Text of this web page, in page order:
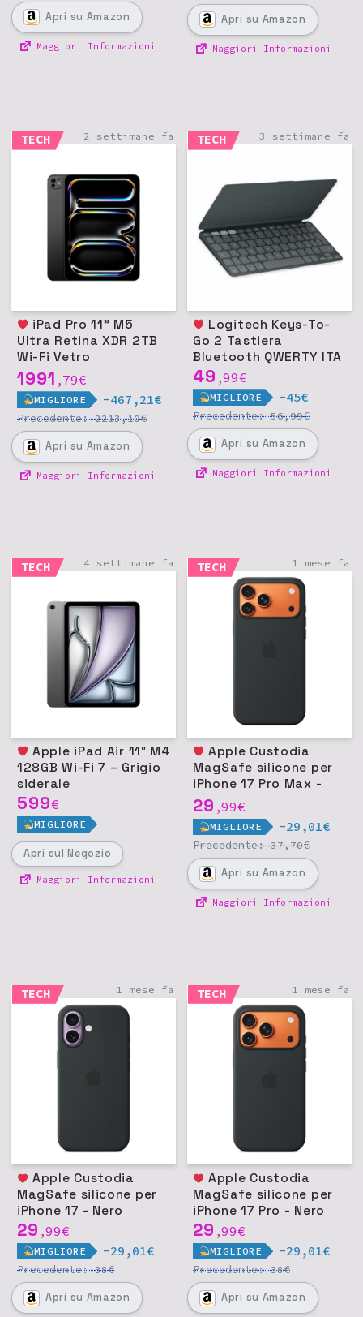
Apri su Amazon
Maggiori Informazioni
Apri su Amazon
Maggiori Informazioni
TECH 2 settimane fa
Ultra Retina XDR 2TB
Wi-Fi Vetro
nanotexture - Nero
siderale
1991 ,79€
MIGLIORE -467,21€
Precedente:2213,10€
Apri su Amazon
Maggiori Informazioni
TECH 3 settimane fa
Go 2 Tastiera
Bluetooth QWERTY ITA
49 ,99€
MIGLIORE -45€
Precedente:56,99€
Apri su Amazon
Maggiori Informazioni
TECH 4 settimane fa
Apple iPad Air 11″ M4
128GB Wi-Fi 7 – Grigio
siderale
599€
MIGLIORE
Apri sul Negozio
Maggiori Informazioni
TECH 1 mese fa
Apple Custodia
MagSafe silicone per
iPhone 17 Pro Max -
Nero
29 ,99€
MIGLIORE -29,01€
Precedente:37,70€
Apri su Amazon
Maggiori Informazioni
TECH 1 mese fa
Apple Custodia
MagSafe silicone per
iPhone 17 - Nero
29 ,99€
MIGLIORE -29,01€
Precedente:38€
Apri su Amazon
TECH 1 mese fa
Apple Custodia
MagSafe silicone per
iPhone 17 Pro - Nero
29 ,99€
MIGLIORE -29,01€
Precedente:38€
Apri su Amazon